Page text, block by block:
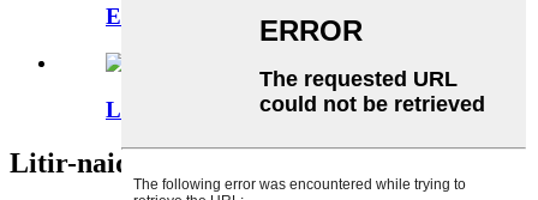
EH3
LK
Litir-naidheachd Post-d